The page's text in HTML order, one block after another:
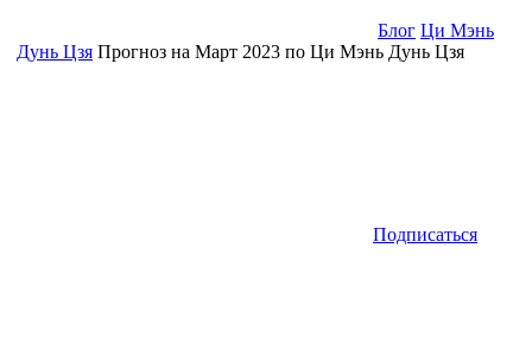
Блог Ци Мэнь
Дунь Цзя Прогноз на Март 2023 по Ци Мэнь Дунь Цзя
Подписаться